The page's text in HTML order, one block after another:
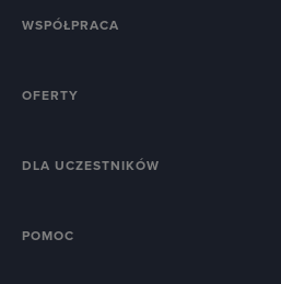
WSPÓŁPRACA
OFERTY
DLA UCZESTNIKÓW
POMOC